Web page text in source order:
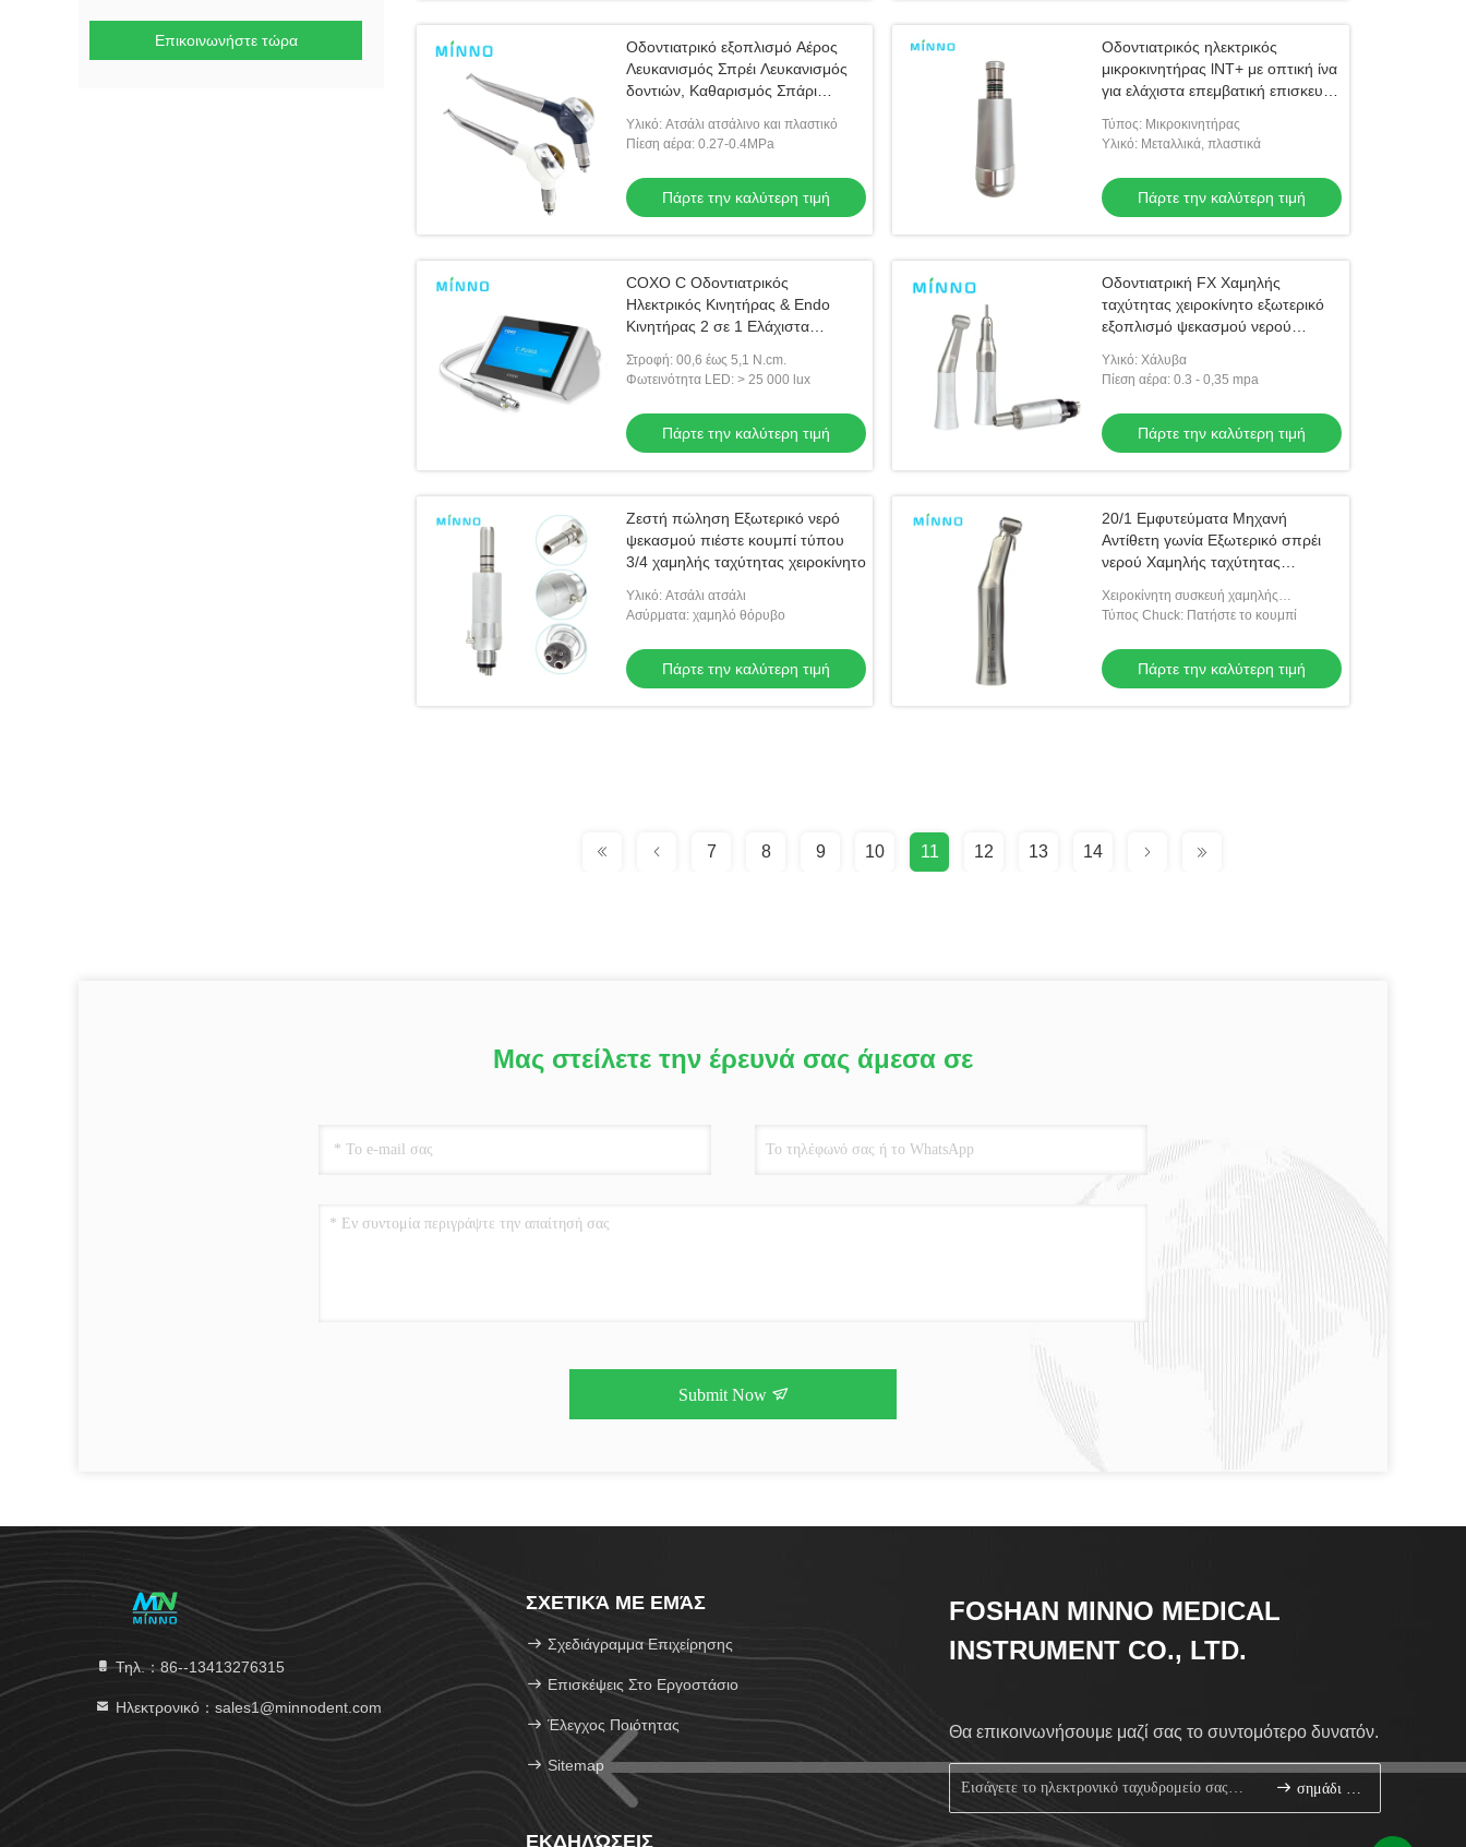
Επικοινωνήστε τώρα
Οδοντιατρικό εξοπλισμό Αέρος
Λευκανισμός Σπρέι Λευκανισμός
δοντιών, Καθαρισμός Σπάρι
Λεπτικό εργαλείο
Υλικό: Ατσάλι ατσάλινο και πλαστικό
Πίεση αέρα: 0.27-0.4MPa
Πάρτε την καλύτερη τιμή
Οδοντιατρικός ηλεκτρικός
μικροκινητήρας lNT+ με οπτική ίνα
για ελάχιστα επεμβατική επισκευή,
μηχάνημα χωρίς βούρτσα
Τύπος: Μικροκινητήρας
Υλικό: Μεταλλικά, πλαστικά
Πάρτε την καλύτερη τιμή
COXO C Οδοντιατρικός
Ηλεκτρικός Κινητήρας & Endo
Κινητήρας 2 σε 1 Ελάχιστα
Οδοντιατρικό Εξοπλισμό με 1: 5 &
6: 1 Contr
Στροφή: 00,6 έως 5,1 N.cm.
Φωτεινότητα LED: > 25 000 lux
Πάρτε την καλύτερη τιμή
Οδοντιατρική FX Χαμηλής
ταχύτητας χειροκίνητο εξωτερικό
εξοπλισμό ψεκασμού νερού
Υλικό: Χάλυβα
Πίεση αέρα: 0.3 - 0,35 mpa
Πάρτε την καλύτερη τιμή
Ζεστή πώληση Εξωτερικό νερό
ψεκασμού πιέστε κουμπί τύπου
3/4 χαμηλής ταχύτητας χειροκίνητο
Υλικό: Ατσάλι ατσάλι
Ασύρματα: χαμηλό θόρυβο
Πάρτε την καλύτερη τιμή
20/1 Εμφυτεύματα Μηχανή
Αντίθετη γωνία Εξωτερικό σπρέι
νερού Χαμηλής ταχύτητας
Οδοντιατρικό εργαλείο
Χειροκίνητη συσκευή χαμηλής
ταχύτητας: 20: 1 ταχύτητα
Τύπος Chuck: Πατήστε το κουμπί
Πάρτε την καλύτερη τιμή
7 8 9 10 11 12 13 14
Μας στείλετε την έρευνά σας άμεσα σε
Submit Now
Τηλ.：86--13413276315
Ηλεκτρονικό：sales1@minnodent.com
ΣΧΕΤΙΚΆ ΜΕ ΕΜΆΣ
Σχεδιάγραμμα Επιχείρησης
Επισκέψεις Στο Εργοστάσιο
Έλεγχος Ποιότητας
Sitemap
ΕΚΔΗΛΏΣΕΙΣ
FOSHAN MINNO MEDICAL
INSTRUMENT CO., LTD.
Θα επικοινωνήσουμε μαζί σας το συντομότερο δυνατόν.
σημάδι επάνω